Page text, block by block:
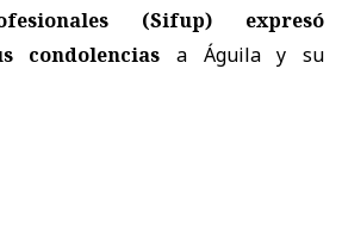
(Sifup) expresó
condolencias a Águila y su